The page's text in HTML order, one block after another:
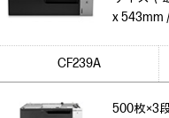
x 543mm /
CF239A
500枚×3